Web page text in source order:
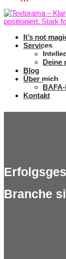
It’s not
Services
Deine
Blog
Über mich
Kontakt
Branche